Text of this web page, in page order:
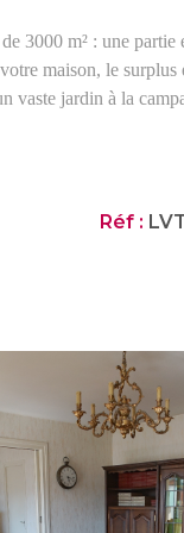
3000 m² : une partie
maison, le surplus
vaste jardin à la
bus... L'avis de
qu'une fraicheur
Réf :